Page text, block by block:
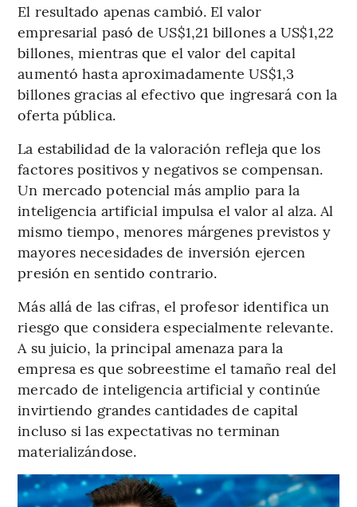
El resultado apenas cambió. El valor
empresarial pasó de US$1,21 billones a US$1,22
billones, mientras que el valor del capital
aumentó hasta aproximadamente US$1,3
billones gracias al efectivo que ingresará con la
oferta pública.
La estabilidad de la valoración refleja que los
factores positivos y negativos se compensan.
Un mercado potencial más amplio para la
inteligencia artificial impulsa el valor al alza. Al
mismo tiempo, menores márgenes previstos y
mayores necesidades de inversión ejercen
presión en sentido contrario.
Más allá de las cifras, el profesor identifica un
riesgo que considera especialmente relevante.
A su juicio, la principal amenaza para la
empresa es que sobreestime el tamaño real del
mercado de inteligencia artificial y continúe
invirtiendo grandes cantidades de capital
incluso si las expectativas no terminan
materializándose.